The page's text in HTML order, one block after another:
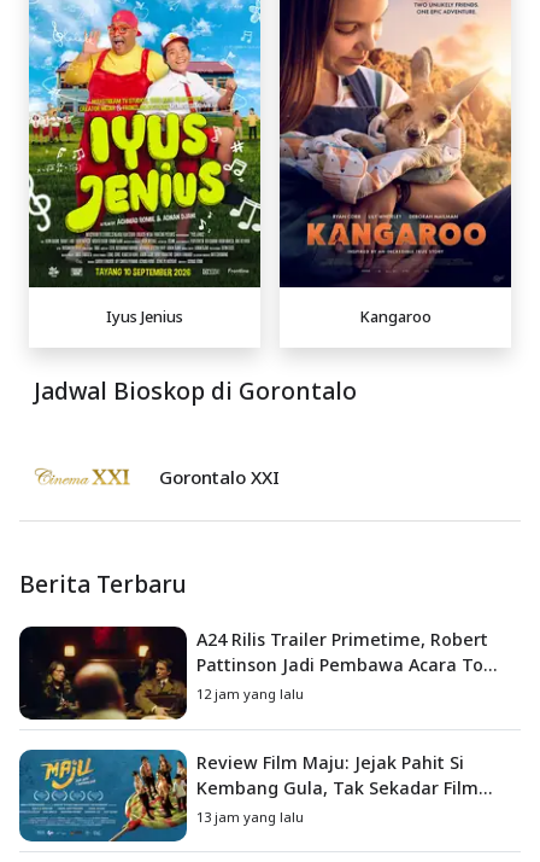
Iyus Jenius Kangaroo
Jadwal Bioskop di Gorontalo
Gorontalo XXI
Berita Terbaru
A24 Rilis Trailer Primetime, Robert
Pattinson Jadi Pembawa Acara To
Catch a Predator
12 jam yang lalu
Review Film Maju: Jejak Pahit Si
Kembang Gula, Tak Sekadar Film
Petualangan Anak
13 jam yang lalu